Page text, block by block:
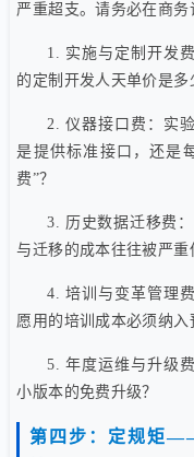
严重超支。请务必在商务
1. 实施与定制开发
的定制开发人天单价是多
2. 仪器接口费：实
是提供标准接口，还是
费”？
3. 历史数据迁移费
与迁移的成本往往被严重
4. 培训与变革管理
愿用的培训成本必须纳入
5. 年度运维与升级
小版本的免费升级？
第四步：定规矩